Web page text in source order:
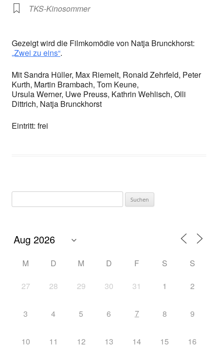
TKS-Kinosommer
Gezeigt wird die Filmkomödie von Natja Brunckhorst:
„Zwei zu eins“.
Mit Sandra Hüller, Max Riemelt, Ronald Zehrfeld, Peter
Kurth, Martin Brambach, Tom Keune,
Ursula Werner, Uwe Preuss, Kathrin Wehlisch, Olli
Dittrich, Natja Brunckhorst
Eintritt: frei
nach:
M D M D F S S
27 28 29 30 31 1 2
3 4 5 6 7 8 9
10 11 12 13 14 15 16